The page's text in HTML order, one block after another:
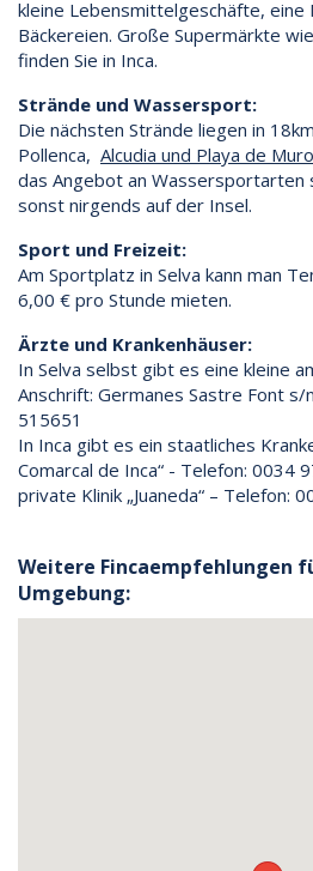
kleine Lebensmittelgeschäfte,
Bäckereien. Große Supermärkte
finden Sie in Inca.
Strände und Wassersport:
Die nächsten Strände liegen in
Pollenca, Alcudia und Playa de Muro
das Angebot an Wassersportarten
sonst nirgends auf der Insel.
Sport und Freizeit:
Am Sportplatz in Selva kann man
6,00 € pro Stunde mieten.
Ärzte und Krankenhäuser:
In Selva selbst gibt es eine kleine
Anschrift: Germanes Sastre Font s/
515651
In Inca gibt es ein staatliches
Comarcal de Inca“ - Telefon: 0034
private Klinik „Juaneda“ – Telefon:
Weitere Fincaempfehlungen
Umgebung: